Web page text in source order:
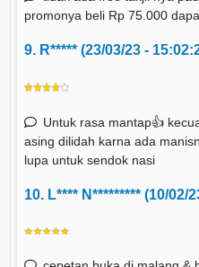
promonya beli Rp 75.000
9. R***** (23/03/23 -
Untuk rasa mantap👍
asing dilidah karna ada
lupa untuk sendok nasi
10. L**** N********* (10/02/